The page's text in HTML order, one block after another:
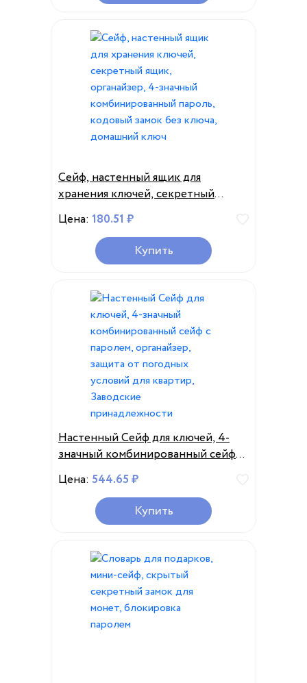
Сейф, настенный ящик для
хранения ключей, секретный
ящик, органайзер, 4-значный
комбинированный пароль,
кодовый замок без ключа,
домашний ключ
Цена: 180.51 ₽
Купить
Настенный Сейф для ключей, 4-
значный комбинированный сейф с
паролем, органайзер, защита от
погодных условий для квартир,
Заводские принадлежности
Цена: 544.65 ₽
Купить